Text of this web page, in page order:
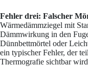
Fehler drei: Falscher
Wärmedämmziegel mit
Dämmwirkung in den
Dünnbettmörtel oder
ein typischer Fehler, der
Thermografie sichtbar